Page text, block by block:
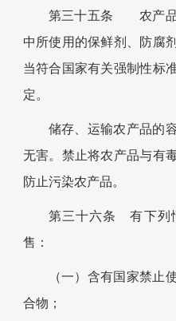
第三十五条 农产品
中所使用的保鲜剂、防腐
当符合国家有关强制性标
定。
储存、运输农产品的
无害。禁止将农产品与有
防止污染农产品。
第三十六条 有下列
售：
（一）含有国家禁止
合物；